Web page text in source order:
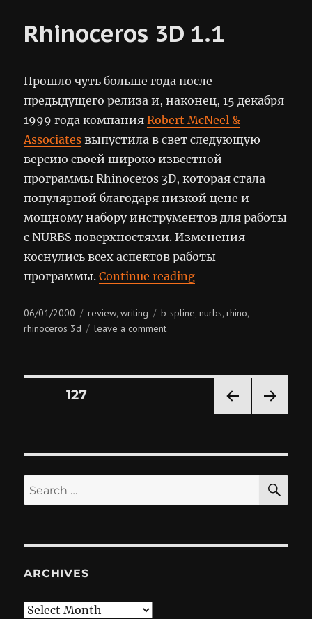
Rhinoceros 3D 1.1
Прошло чуть больше года после
предыдущего релиза и, наконец, 15 декабря
1999 года компанияRobert McNeel &
Associates выпустила в свет следующую
версию своей широко известной
программы Rhinoceros 3D, которая стала
популярной благодаря низкой цене и
мощному набору инструментов для работы
с NURBS поверхностями. Изменения
коснулись всех аспектов работы
программы.Continue reading“Rhinoceros 3D 1.1”
Posted
on
06/01/2000 Categories
review,writing Tags
b-spline,nurbs,rhino,
rhinoceros 3d leave a commenton
1.1
Posts
PAG
E
PAGE127
Search
for:
ARCHIVES
Archives